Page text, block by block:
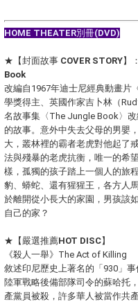
HOME THEATER別冊(DVD)
★ 【封面故事 COVER STORY】
Book
改編自1967年迪士尼經典動畫片
學獎得主、英國作家吉卜林（
名故事集〈The Jungle Book〉
的故事。意外中失去父母的男嬰
大，叢林裡的霸者老虎對他起了
法與殘暴的老虎抗衡，唯一的希
樣，孤獨的孩子踏上一個人的旅
豹、蟒蛇、還有猩猩王，各方人
於離開從小長大的家園，男孩該
自己的家？
★ 【嚴選推薦HOT DISC】
《殺人一舉》The Act of Killing
敘述印尼歷史上著名的「930」
陸軍戰略後備部隊司令的蘇哈托
產黨員被殺，許多華人被當作共